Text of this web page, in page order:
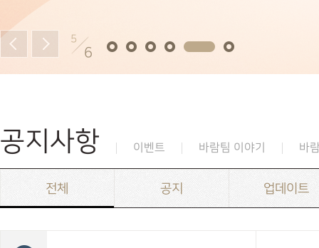
6
6
공지사항 이벤트 바람팀 이야기 바
전체 공지 업데이트